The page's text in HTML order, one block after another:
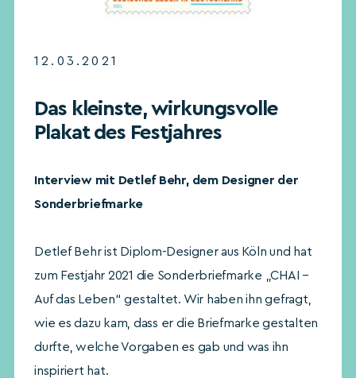
12.03.2021
Das kleinste, wirkungsvolle
Plakat des Festjahres
Interview mit Detlef Behr, dem Designer der
Sonderbriefmarke
Detlef Behr ist Diplom-Designer aus Köln und hat
zum Festjahr 2021 die Sonderbriefmarke „CHAI –
Auf das Leben“ gestaltet. Wir haben ihn gefragt,
wie es dazu kam, dass er die Briefmarke gestalten
durfte, welche Vorgaben es gab und was ihn
inspiriert hat.